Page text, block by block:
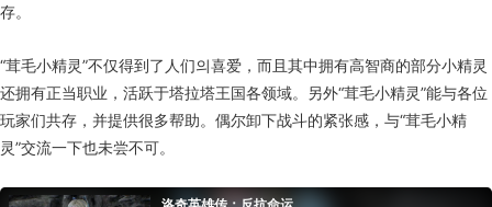
存。
“茸毛小精灵”不仅得到了人们의喜爱，而且其中拥有高智商的部分小精灵
还拥有正当职业，活跃于塔拉塔王国各领域。另外“茸毛小精灵”能与各位
玩家们共存，并提供很多帮助。偶尔卸下战斗的紧张感，与“茸毛小精
灵”交流一下也未尝不可。